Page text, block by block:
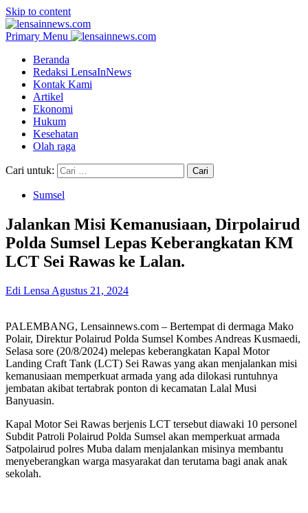
Skip to content
Primary Menu
Beranda
Redaksi LensaInNews
Kontak Kami
Artikel
Ekonomi
Hukum
Kesehatan
Olah raga
Cari untuk:
Sumsel
Jalankan Misi Kemanusiaan, Dirpolairud
Polda Sumsel Lepas Keberangkatan KM
LCT Sei Rawas ke Lalan.
Edi Lensa Agustus 21, 2024
PALEMBANG, Lensainnews.com – Bertempat di dermaga Mako
Polair, Direktur Polairud Polda Sumsel Kombes Andreas Kusmaedi,
Selasa sore (20/8/2024) melepas keberangkatan Kapal Motor
Landing Craft Tank (LCT) Sei Rawas yang akan menjalankan misi
kemanusiaan memperkuat armada yang ada dilokasi runtuhnya
jembatan akibat tertabrak ponton di kecamatan Lalal Musi
Banyuasin.
Kapal Motor Sei Rawas berjenis LCT tersebut diawaki 10 personel
Subdit Patroli Polairud Polda Sumsel akan memperkuat armada
Satpolairud polres Muba dalam menjalankan misinya membantu
menyeberangkan warga masyarakat dan terutama bagi anak anak
sekolah.